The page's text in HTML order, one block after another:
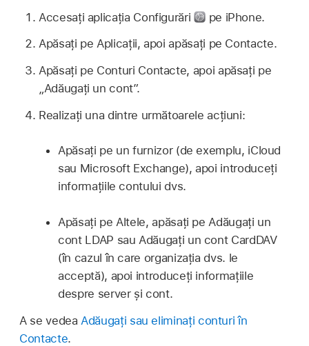
Accesați aplicația Configurări
pe iPhone.
Apăsați pe Aplicații, apoi apăsați pe Contacte.
Apăsați pe Conturi Contacte, apoi apăsați pe
„Adăugați un cont”.
Realizați una dintre următoarele acțiuni:
Apăsați pe un furnizor (de exemplu, iCloud
sau Microsoft Exchange), apoi introduceți
informațiile contului dvs.
Apăsați pe Altele, apăsați pe Adăugați un
cont LDAP sau Adăugați un cont CardDAV
(în cazul în care organizația dvs. le
acceptă), apoi introduceți informațiile
despre server și cont.
A se vedea Adăugați sau eliminați conturi în
Contacte.